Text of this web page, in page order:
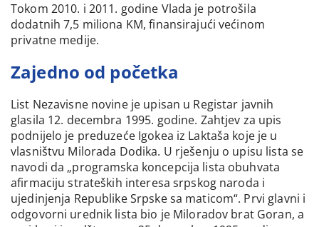
Tokom 2010. i 2011. godine Vlada je potrošila
dodatnih 7,5 miliona KM, finansirajući većinom
privatne medije.
Zajedno od početka
List Nezavisne novine je upisan u Registar javnih
glasila 12. decembra 1995. godine. Zahtjev za upis
podnijelo je preduzeće Igokea iz Laktaša koje je u
vlasništvu Milorada Dodika. U rješenju o upisu lista se
navodi da „programska koncepcija lista obuhvata
afirmaciju strateških interesa srpskog naroda i
ujedinjenja Republike Srpske sa maticom“. Prvi glavni i
odgovorni urednik lista bio je Miloradov brat Goran, a